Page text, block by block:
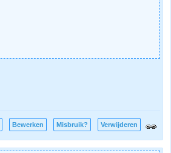
Bewerken Misbruik? Verwijderen